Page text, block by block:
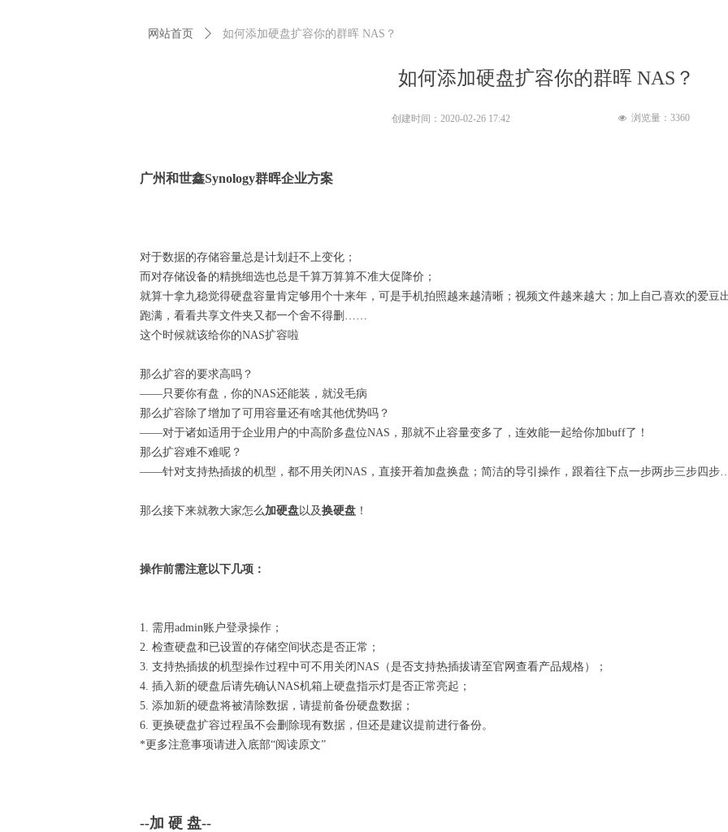
广州和世鑫Synology群晖企业方案
对于数据的存储容量总是计划赶不上变化；
而对存储设备的精挑细选也总是千算万算算不准大促降价；
就算十拿九稳觉得硬盘容量肯定够用个十来年，可是手机拍照越来越清晰；视频文件越来越大；加上自己喜欢的爱豆
跑满，看看共享文件夹又都一个舍不得删……
这个时候就该给你的NAS扩容啦
那么扩容的要求高吗？
——只要你有盘，你的NAS还能装，就没毛病
那么扩容除了增加了可用容量还有啥其他优势吗？
——对于诸如适用于企业用户的中高阶多盘位NAS，那就不止容量变多了，连效能一起给你加buff了！
那么扩容难不难呢？
——针对支持热插拔的机型，都不用关闭NAS，直接开着加盘换盘；简洁的导引操作，跟着往下点一步两步三步四
那么接下来就教大家怎么加硬盘以及换硬盘 ！
操作前需注意以下几项：
1. 需用admin账户登录操作；
2. 检查硬盘和已设置的存储空间状态是否正常；
3. 支持热插拔的机型操作过程中可不用关闭NAS（是否支持热插拔请至官网查看产品规格）；
4. 插入新的硬盘后请先确认NAS机箱上硬盘指示灯是否正常亮起；
5. 添加新的硬盘将被清除数据，请提前备份硬盘数据；
6. 更换硬盘扩容过程虽不会删除现有数据，但还是建议提前进行备份。
*更多注意事项请进入底部“阅读原文”
--加 硬 盘--
넶 浏览量： 3360
创建时间： 2020-02-26 17:42
如何添加硬盘扩容你的群晖 NAS？
网站首页 ꄲ 如何添加硬盘扩容你的群晖 NAS？